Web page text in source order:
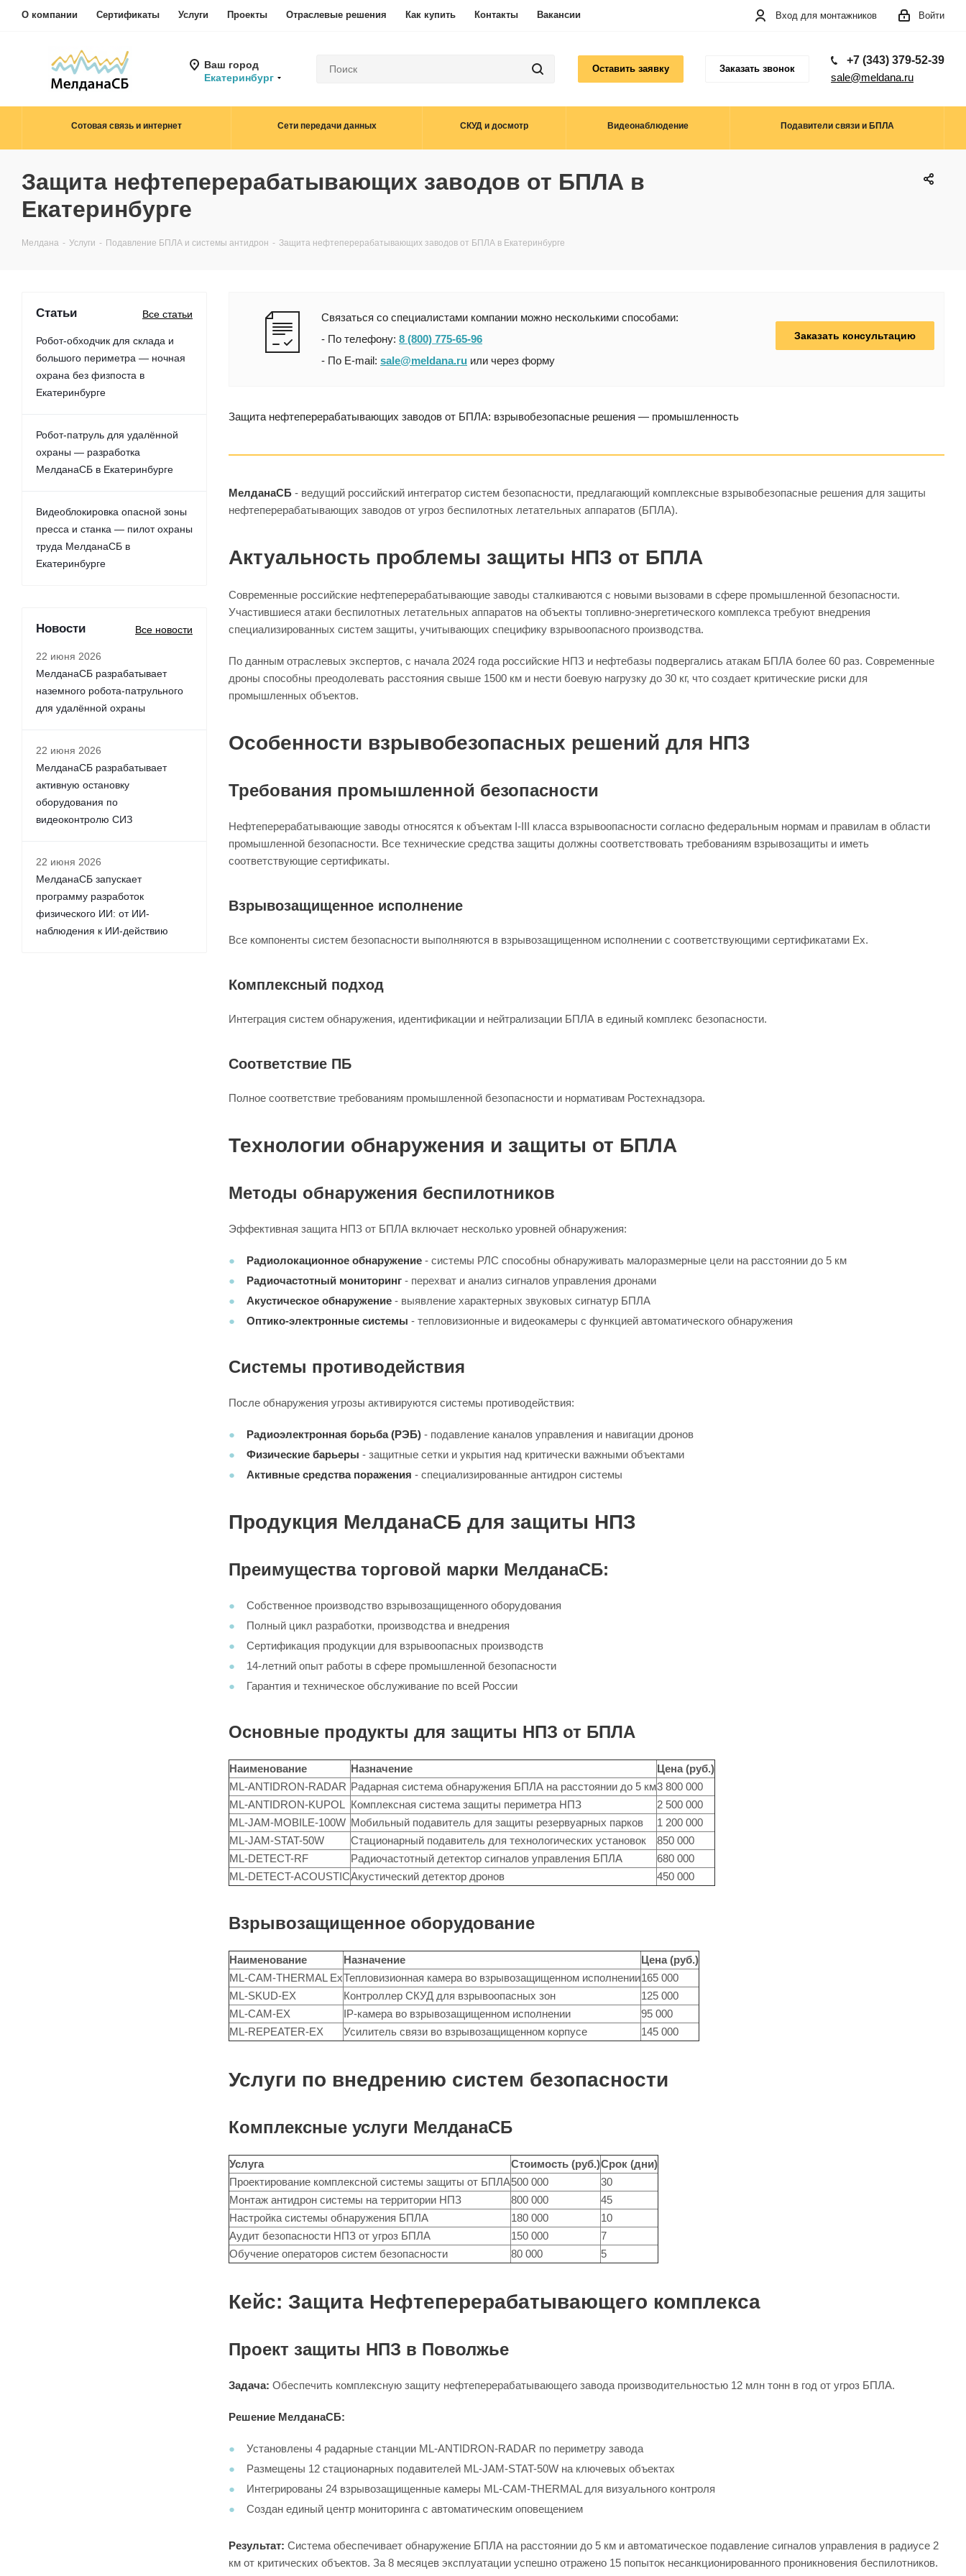
О компании Сертификаты Услуги Проекты Отраслевые решения Как купить Контакты Вакансии Войти
Вход для монтажников
Ваш город
Екатеринбург
Оставить заявку Заказать звонок
+7 (343) 379-52-39
sale@meldana.ru
Сотовая связь и интернет Сети передачи данных СКУД и досмотр Видеонаблюдение Подавители связи и БПЛА
Защита нефтеперерабатывающих заводов от БПЛА в
Екатеринбурге
Мелдана - Услуги - Подавление БПЛА и системы антидрон - Защита нефтеперерабатывающих заводов от БПЛА в Екатеринбурге
Связаться со специалистами компании можно несколькими способами:
- По телефону: 8 (800) 775-65-96
- По E-mail: sale@meldana.ru или через форму
Заказать консультацию
Защита нефтеперерабатывающих заводов от БПЛА: взрывобезопасные решения — промышленность
МелданаСБ - ведущий российский интегратор систем безопасности, предлагающий комплексные взрывобезопасные решения для защиты
нефтеперерабатывающих заводов от угроз беспилотных летательных аппаратов (БПЛА).
Актуальность проблемы защиты НПЗ от БПЛА
Современные российские нефтеперерабатывающие заводы сталкиваются с новыми вызовами в сфере промышленной безопасности.
Участившиеся атаки беспилотных летательных аппаратов на объекты топливно-энергетического комплекса требуют внедрения
специализированных систем защиты, учитывающих специфику взрывоопасного производства.
По данным отраслевых экспертов, с начала 2024 года российские НПЗ и нефтебазы подвергались атакам БПЛА более 60 раз. Современные
дроны способны преодолевать расстояния свыше 1500 км и нести боевую нагрузку до 30 кг, что создает критические риски для
промышленных объектов.
Особенности взрывобезопасных решений для НПЗ
Требования промышленной безопасности
Нефтеперерабатывающие заводы относятся к объектам I-III класса взрывоопасности согласно федеральным нормам и правилам в области
промышленной безопасности. Все технические средства защиты должны соответствовать требованиям взрывозащиты и иметь
соответствующие сертификаты.
Взрывозащищенное исполнение
Все компоненты систем безопасности выполняются в взрывозащищенном исполнении с соответствующими сертификатами Ex.
Комплексный подход
Интеграция систем обнаружения, идентификации и нейтрализации БПЛА в единый комплекс безопасности.
Соответствие ПБ
Полное соответствие требованиям промышленной безопасности и нормативам Ростехнадзора.
Технологии обнаружения и защиты от БПЛА
Методы обнаружения беспилотников
Эффективная защита НПЗ от БПЛА включает несколько уровней обнаружения:
Радиолокационное обнаружение - системы РЛС способны обнаруживать малоразмерные цели на расстоянии до 5 км
Радиочастотный мониторинг - перехват и анализ сигналов управления дронами
Акустическое обнаружение - выявление характерных звуковых сигнатур БПЛА
Оптико-электронные системы - тепловизионные и видеокамеры с функцией автоматического обнаружения
Системы противодействия
После обнаружения угрозы активируются системы противодействия:
Радиоэлектронная борьба (РЭБ) - подавление каналов управления и навигации дронов
Физические барьеры - защитные сетки и укрытия над критически важными объектами
Активные средства поражения - специализированные антидрон системы
Продукция МелданаСБ для защиты НПЗ
Преимущества торговой марки МелданаСБ:
Собственное производство взрывозащищенного оборудования
Полный цикл разработки, производства и внедрения
Сертификация продукции для взрывоопасных производств
14-летний опыт работы в сфере промышленной безопасности
Гарантия и техническое обслуживание по всей России
Основные продукты для защиты НПЗ от БПЛА
Наименование Назначение
Цена (руб.)
ML-ANTIDRON-RADAR Радарная система обнаружения БПЛА на расстоянии до 5 км3 800 000
ML-ANTIDRON-KUPOL Комплексная система защиты периметра НПЗ
2 500 000
ML-JAM-MOBILE-100W Мобильный подавитель для защиты резервуарных парков
1 200 000
ML-JAM-STAT-50W
Стационарный подавитель для технологических установок
850 000
ML-DETECT-RF
Радиочастотный детектор сигналов управления БПЛА
680 000
ML-DETECT-ACOUSTICАкустический детектор дронов 450 000
Взрывозащищенное оборудование
Наименование Назначение
Цена (руб.)
ML-CAM-THERMAL ExТепловизионная камера во взрывозащищенном исполнении165 000
ML-SKUD-EX
Контроллер СКУД для взрывоопасных зон
125 000
ML-CAM-EX
IP-камера во взрывозащищенном исполнении
95 000
ML-REPEATER-EX
Усилитель связи во взрывозащищенном корпусе 145 000
Услуги по внедрению систем безопасности
Комплексные услуги МелданаСБ
Услуга Стоимость (руб.)Срок (дни)
Проектирование комплексной системы защиты от БПЛА500 000
30
Монтаж антидрон системы на территории НПЗ
800 000
45
Настройка системы обнаружения БПЛА
180 000
10
Аудит безопасности НПЗ от угроз БПЛА
150 000
7
Обучение операторов систем безопасности
80 000 5
Кейс: Защита Нефтеперерабатывающего комплекса
Проект защиты НПЗ в Поволжье
Задача: Обеспечить комплексную защиту нефтеперерабатывающего завода производительностью 12 млн тонн в год от угроз БПЛА.
Решение МелданаСБ:
Установлены 4 радарные станции ML-ANTIDRON-RADAR по периметру завода
Размещены 12 стационарных подавителей ML-JAM-STAT-50W на ключевых объектах
Интегрированы 24 взрывозащищенные камеры ML-CAM-THERMAL для визуального контроля
Создан единый центр мониторинга с автоматическим оповещением
Результат: Система обеспечивает обнаружение БПЛА на расстоянии до 5 км и автоматическое подавление сигналов управления в радиусе 2
км от критических объектов. За 8 месяцев эксплуатации успешно отражено 15 попыток несанкционированного проникновения беспилотников.
Статьи Все статьи
Робот-обходчик для склада и
большого периметра — ночная
охрана без физпоста в
Екатеринбурге
Робот-патруль для удалённой
охраны — разработка
МелданаСБ в Екатеринбурге
Видеоблокировка опасной зоны
пресса и станка — пилот охраны
труда МелданаСБ в
Екатеринбурге
Новости Все новости
22 июня 2026
МелданаСБ разрабатывает
наземного робота-патрульного
для удалённой охраны
22 июня 2026
МелданаСБ разрабатывает
активную остановку
оборудования по
видеоконтролю СИЗ
22 июня 2026
МелданаСБ запускает
программу разработок
физического ИИ: от ИИ-
наблюдения к ИИ-действию